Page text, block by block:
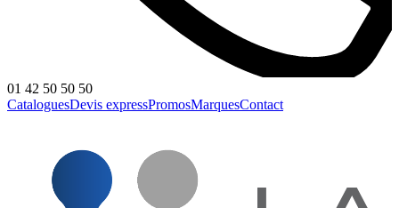
01 42 50 50 50
CataloguesDevis expressPromosMarquesContact